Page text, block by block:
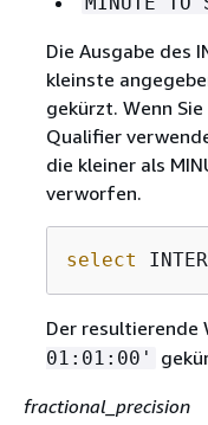
Die Ausgabe des
kleinste
gekürzt. Wenn
Qualifier
die kleiner als
verworfen.
select
Der resultierende
01:01:00'
fractional_precision